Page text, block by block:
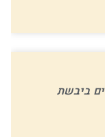
ביבשת